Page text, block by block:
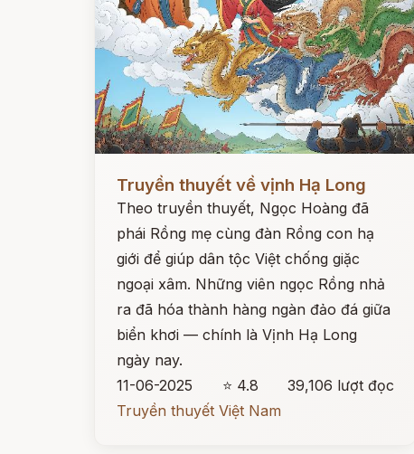
Đọc ngay
Truyền thuyết về vịnh Hạ Long
Theo truyền thuyết, Ngọc Hoàng đã
phái Rồng mẹ cùng đàn Rồng con hạ
giới để giúp dân tộc Việt chống giặc
ngoại xâm. Những viên ngọc Rồng nhả
ra đã hóa thành hàng ngàn đảo đá giữa
biển khơi — chính là Vịnh Hạ Long
ngày nay.
11-06-2025
⭐ 4.8
39,106 lượt đọc
Truyền thuyết Việt Nam